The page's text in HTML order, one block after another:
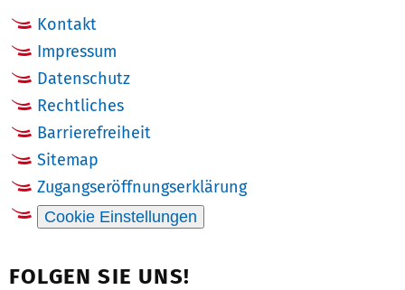
Kontakt
Impressum
Datenschutz
Rechtliches
Barrierefreiheit
Sitemap
Zugangseröffnungserklärung
Cookie Einstellungen
FOLGEN SIE UNS!